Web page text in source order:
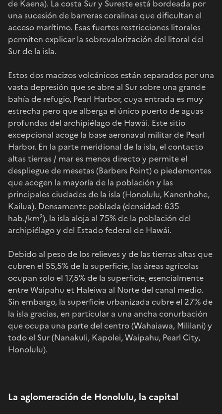
de Kaena). La costa Sur y Sureste está bordeada por
una sucesión de barreras coralinas que dificultan el
acceso marítimo. Esas fuertes restricciones litorales
permiten explicar la sobrevalorización del litoral del
Sur de la isla.
Estos dos macizos volcánicos están separados por una
vasta depresión que se abre al Sur sobre una grande
bahía de refugio, Pearl Harbor, cuya entrada es muy
estrecha pero que alberga el único puerto de aguas
profundas del archipiélago de Hawái. Este sitio
excepcional acoge la base aeronaval militar de Pearl
Harbor. En la parte meridional de la isla, el contacto
altas tierras / mar es menos directo y permite el
despliegue de mesetas (Barbers Point) o piedemontes
que acogen la mayoría de la población y las
principales ciudades de la isla (Honolulu, Kanenhohe,
Kailua). Densamente poblada (densidad: 635
hab./km²), la isla aloja al 75% de la población del
archipiélago y del Estado federal de Hawái.
Debido al peso de los relieves y de las tierras altas que
cubren el 55,5% de la superficie, las áreas agrícolas
ocupan solo el 17,5% de la superficie, esencialmente
entre Waipahu et Haleiwa al Norte del canal medio.
Sin embargo, la superficie urbanizada cubre el 27% de
la isla gracias, en particular a una ancha conurbación
que ocupa una parte del centro (Wahaiawa, Mililani) y
todo el Sur (Nanakuli, Kapolei, Waipahu, Pearl City,
Honolulu).
La aglomeración de Honolulu, la capital